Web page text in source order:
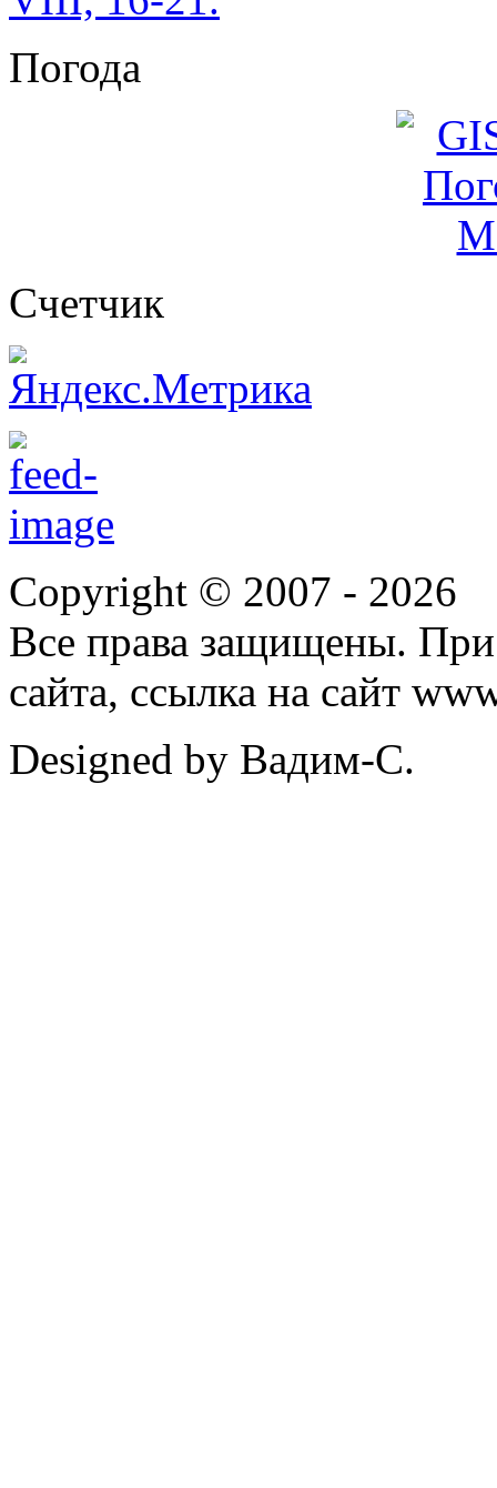
Погода
Cчетчик
Copyright © 2007 - 2026
Все права защищены. При
сайта, ссылка на сайт
Designed by Вадим-С.